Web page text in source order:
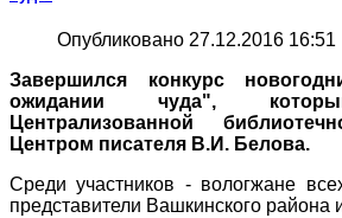
Опубликовано 27.12.2016 16:51
Завершился конкурс
ожидании чуда",
Централизованной
Центром писателя В.И. Белова.
Среди участников - вологжане
представители Вашкинского района